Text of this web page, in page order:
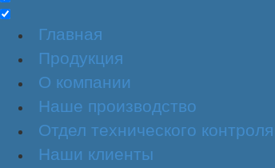
Главная
Продукция
О компании
Наше производство
Отдел технического
Наши клиенты